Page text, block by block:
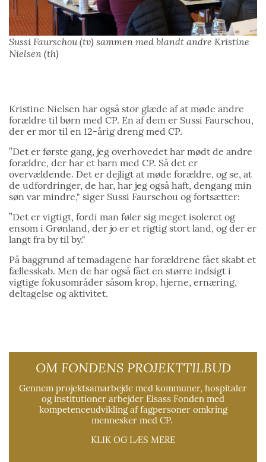
Sussi Faurschou (tv) sammen med blandt andre Kristine
Nielsen (th)
Kristine Nielsen har også stor glæde af at møde andre
forældre til børn med CP. En af dem er Sussi Faurschou,
der er mor til en 12-årig dreng med CP.
”Det er første gang, jeg overhovedet har mødt de andre
forældre, der har et barn med CP. Så det er
overvældende. Det er dejligt at møde forældre, og se, at
de udfordringer, de har, har jeg også haft, dengang min
søn var mindre," siger Sussi Faurschou og fortsætter:
”Det er vigtigt, fordi man føler sig meget isoleret og
ensom i Grønland, der jo er et rigtig stort land, og der er
langt fra by til by."
På baggrund af temadagene har forældrene fået skabt et
fællesskab. Men de har også fået en større indsigt i
vigtige fokusområder såsom krop, hjerne, ernæring,
deltagelse og aktivitet.
OM FONDENS PROJEKTTILBUD
Gennem projektsamarbejde med kommuner, hospitaler
og institutioner arbejder Elsass Fonden med
kompetenceudvikling af fagpersoner omkring
mennesker med CP.
KLIK OG LÆS MERE